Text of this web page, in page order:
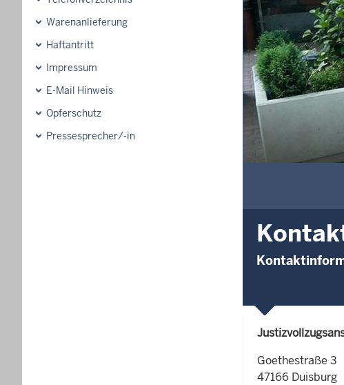
Warenanlieferung
Haftantritt
Impressum
E-Mail Hinweis
Opferschutz
Pressesprecher/-in
Goethestraße 3
47166 Duisburg